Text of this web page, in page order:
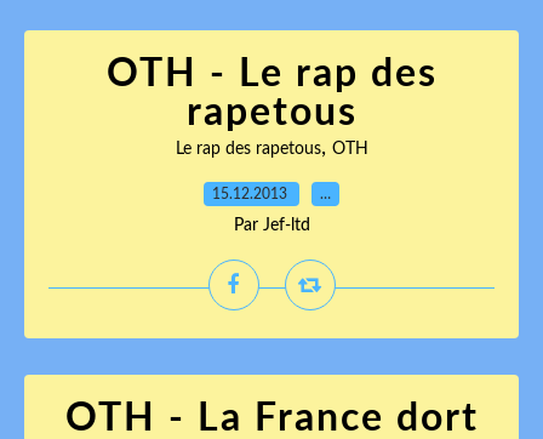
OTH - Le rap des
rapetous
Le rap des rapetous, OTH
15.12.2013 …
Par Jef-ltd
OTH - La France dort